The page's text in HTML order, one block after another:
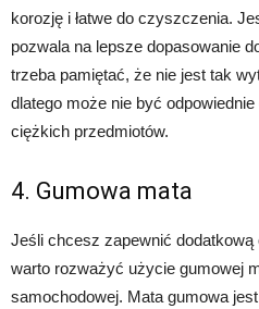
korozję i łatwe do czyszczenia.
pozwala na lepsze dopasowanie
trzeba pamiętać, że nie jest tak
dlatego może nie być
ciężkich przedmiotów.
4. Gumowa mata
Jeśli chcesz zapewnić dodatkową
warto rozważyć użycie gumowej
samochodowej. Mata gumowa